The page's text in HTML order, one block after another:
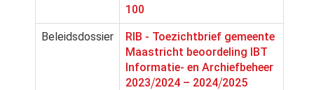
100
Beleidsdossier
RIB - Toezichtbrief gemeente
Maastricht beoordeling IBT
Informatie- en Archiefbeheer
2023⧸2024 – 2024⧸2025